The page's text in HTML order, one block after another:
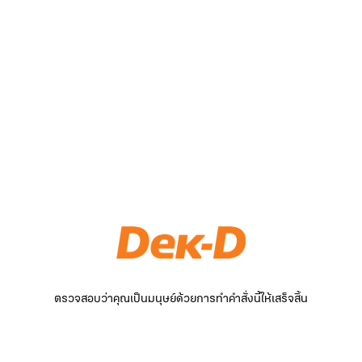
ตรวจสอบว่าคุณเป็นมนุษย์ด้วยการทำคำสั่งนี้ให้เสร็จสิ้น